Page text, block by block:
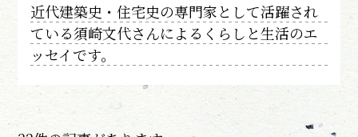
近代建築史・住宅史の専門家として活躍され
ている須崎文代さんによるくらしと生活のエ
ッセイです。